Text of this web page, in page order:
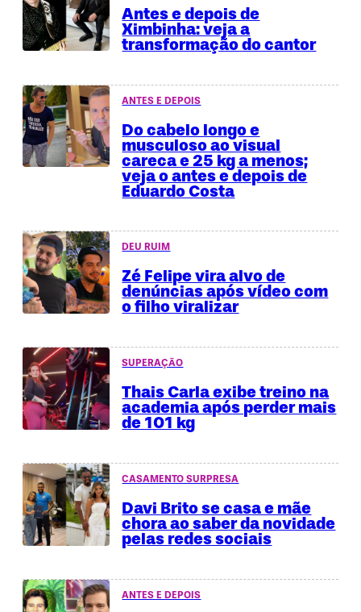
Antes e depois de
Ximbinha: veja a
transformação do cantor
ANTES E DEPOIS
Do cabelo longo e
musculoso ao visual
careca e 25 kg a menos;
veja o antes e depois de
Eduardo Costa
DEU RUIM
Zé Felipe vira alvo de
denúncias após vídeo com
o filho viralizar
SUPERAÇÃO
Thais Carla exibe treino na
academia após perder mais
de 101 kg
CASAMENTO SURPRESA
Davi Brito se casa e mãe
chora ao saber da novidade
pelas redes sociais
ANTES E DEPOIS